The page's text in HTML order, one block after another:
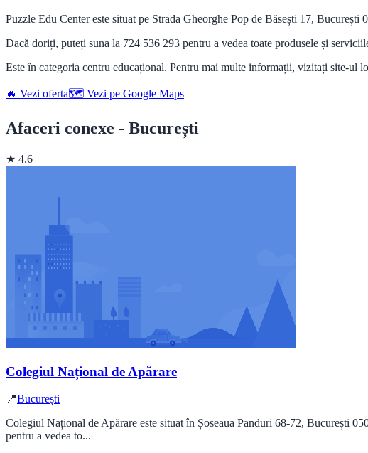
Puzzle Edu Center este situat pe Strada Gheorghe Pop de Băsești 17,
Dacă doriți, puteți suna la 724 536 293 pentru a vedea toate produsele și
Este în categoria centru educațional. Pentru mai multe informații, vizitați site-ul
🔥 Vezi oferta🗺️ Vezi pe Google Maps
Afaceri conexe - București
★ 4.6
Colegiul Național de Apărare
📍București
Colegiul Național de Apărare este situat în Șoseaua Panduri 68-72, București
pentru a vedea to...